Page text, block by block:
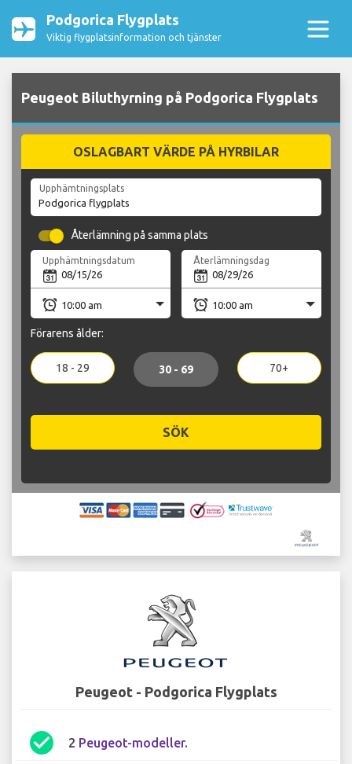
Podgorica Flygplats
Viktig flygplatsinformation och tjänster
Peugeot Biluthyrning på Podgorica Flygplats
OSLAGBART VÄRDE PÅ HYRBILAR
Upphämtningsplats
Återlämning på samma plats
Upphämtningsdatum Återlämningsdag
Förarens ålder:
18 - 29 30 - 69 70+
SÖK
Peugeot - Podgorica Flygplats
check_circle 2 Peugeot-modeller.